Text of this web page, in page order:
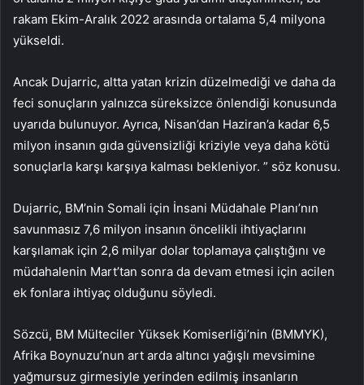
rakam Ekim-Aralık 2022 arasında ortalama 5,4 milyona
yükseldi.
Ancak Dujarric, altta yatan krizin düzelmediği ve daha da
feci sonuçların yalnızca süreksizce önlendiği konusunda
uyarıda bulunuyor. Ayrıca, Nisan’dan Haziran’a kadar 6,5
milyon insanın gıda güvensizliği kriziyle veya daha kötü
sonuçlarla karşı karşıya kalması bekleniyor. ” söz konusu.
Dujarric, BM’nin Somali için İnsani Müdahale Planı’nın
savunmasız 7,6 milyon insanın öncelikli ihtiyaçlarını
karşılamak için 2,6 milyar dolar toplamaya çalıştığını ve
müdahalenin Mart’tan sonra da devam etmesi için acilen
ek fonlara ihtiyaç olduğunu söyledi.
Sözcü, BM Mülteciler Yüksek Komiserliği’nin (BMMYK),
Afrika Boynuzu’nun art arda altıncı yağışlı mevsimine
yağmursuz girmesiyle yerinden edilmiş insanların